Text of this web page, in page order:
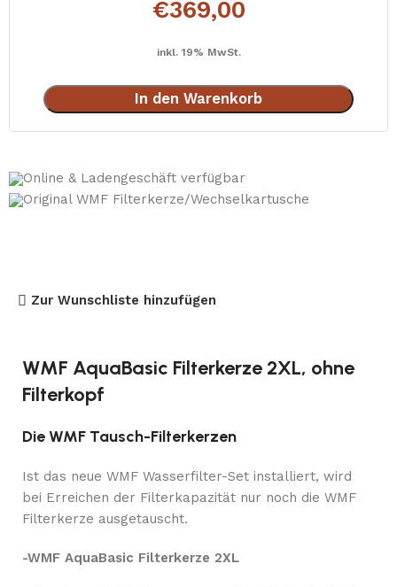
€369,00
inkl. 19% MwSt.
In den Warenkorb
Online & Ladengeschäft verfügbar
Original WMF Filterkerze/Wechselkartusche
Zur Wunschliste hinzufügen
WMF AquaBasic Filterkerze 2XL, ohne
Filterkopf
Die WMF Tausch-Filterkerzen
Ist das neue WMF Wasserfilter-Set installiert, wird
bei Erreichen der Filterkapazität nur noch die WMF
Filterkerze ausgetauscht.
-WMF AquaBasic Filterkerze 2XL